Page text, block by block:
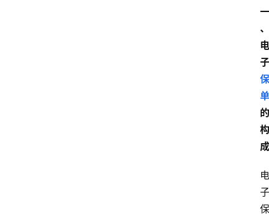
一
、
电
子
保
单
的
构
成
电
子
保